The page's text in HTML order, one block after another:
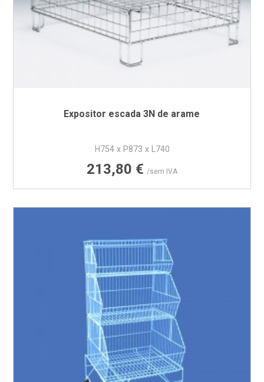
Expositor escada 3N de arame
H754 x P873 x L740
Preço
213,80 € /sem IVA